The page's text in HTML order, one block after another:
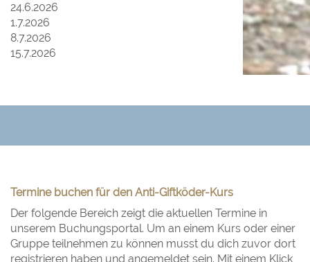
24.6.2026
1.7.2026
8.7.2026
15.7.2026
Termine buchen für den Anti-Giftköder-Kurs
Der folgende Bereich zeigt die aktuellen Termine in
unserem Buchungsportal. Um an einem Kurs oder einer
Gruppe teilnehmen zu können musst du dich zuvor dort
registrieren haben und angemeldet sein. Mit einem Klick